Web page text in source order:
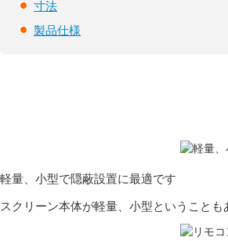
寸法
製品仕様
軽量、小型で隠蔽設置に最適です
スクリーン本体が軽量、小型ということ